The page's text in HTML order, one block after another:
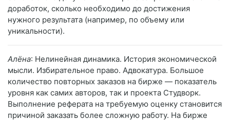
доработок, сколько необходимо до достижения
нужного результата (например, по объему или
уникальности).
Алёна: Нелинейная динамика. История экономической
мысли. Избирательное право. Адвокатура. Большое
количество повторных заказов на бирже — показатель
уровня как самих авторов, так и проекта Студворк.
Выполнение реферата на требуемую оценку становится
причиной заказать более сложную работу. На бирже